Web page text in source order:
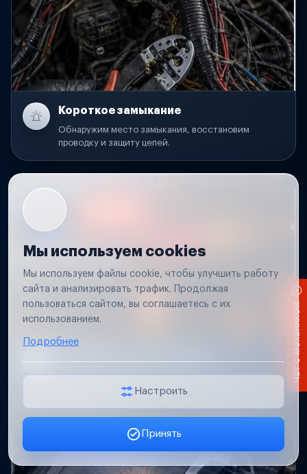
Короткое замыкание
Обнаружим место замыкания, восстановим
проводку и защиту цепей.
Проверим проводку и разъемы, восстановим
освещение прицепа.
Мы используем cookies
Мы используем файлы cookie, чтобы улучшить работу
сайта и анализировать трафик. Продолжая
пользоваться сайтом, вы соглашаетесь с их
использованием.
Подробнее
Настроить
Принять
Заявка онлайн
Чат с механиком